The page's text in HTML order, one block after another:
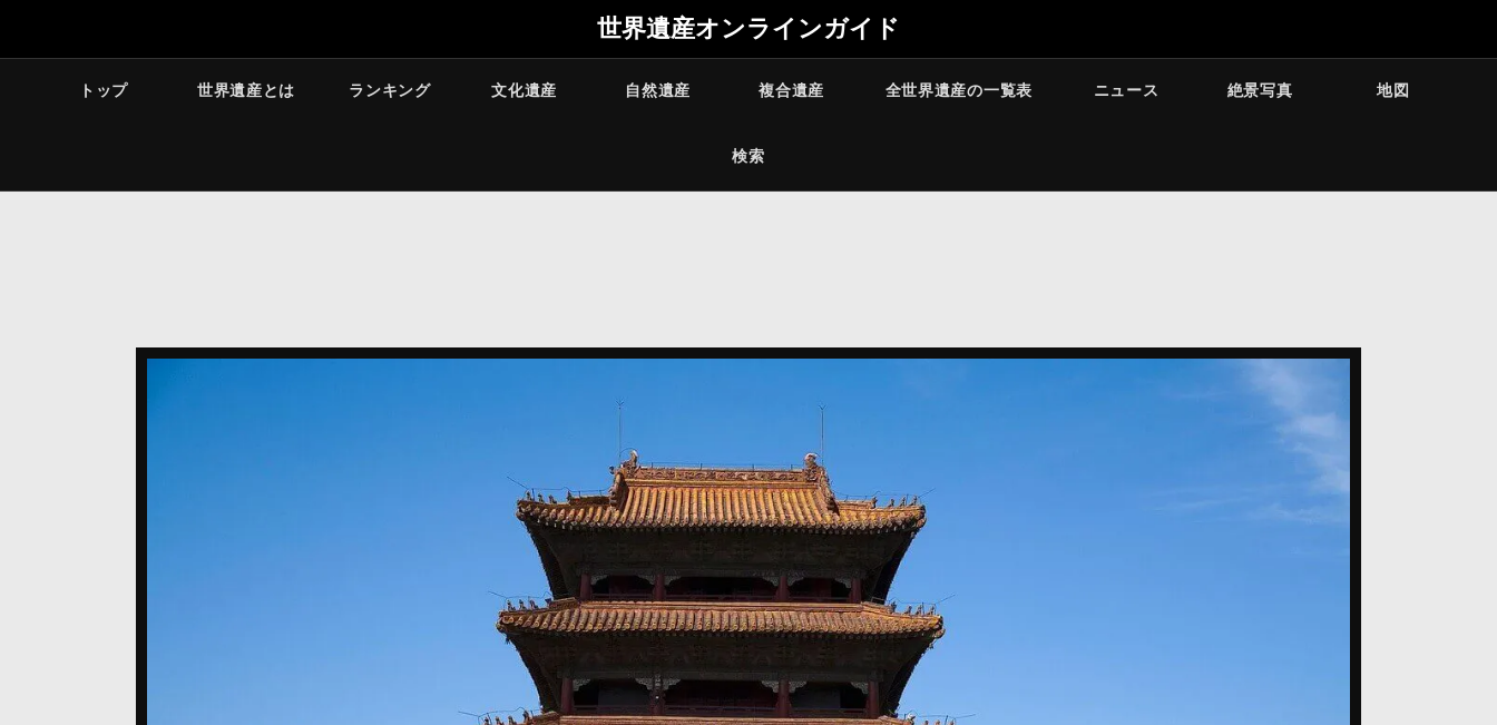
世界遺産オンラインガイド
トップ 世界遺産とは ランキング 文化遺産 自然遺産 複合遺産 全世界遺産の一覧表 ニュース 絶景写真 地図
検索